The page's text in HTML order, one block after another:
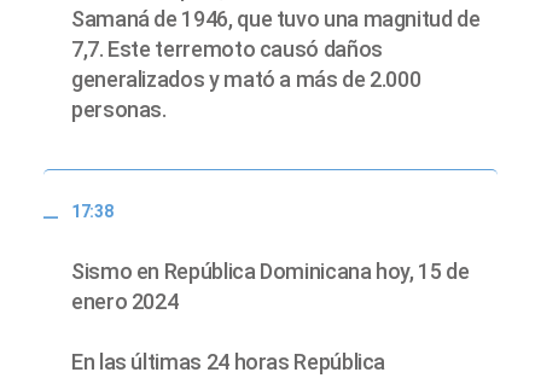
Samaná de 1946, que tuvo una magnitud de
7,7. Este terremoto causó daños
generalizados y mató a más de 2.000
personas.
17:38
Sismo en República Dominicana hoy, 15 de
enero 2024
En las últimas 24 horas República